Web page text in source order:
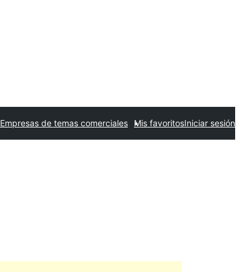
Empresas de temas comerciales Mis favoritosIniciar sesión